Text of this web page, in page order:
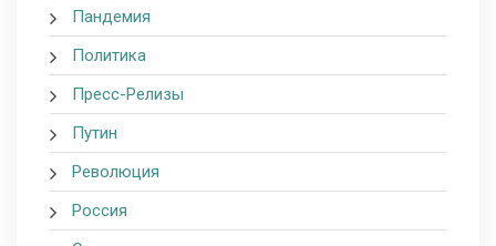
Пандемия
Политика
Пресс-Релизы
Путин
Революция
Россия